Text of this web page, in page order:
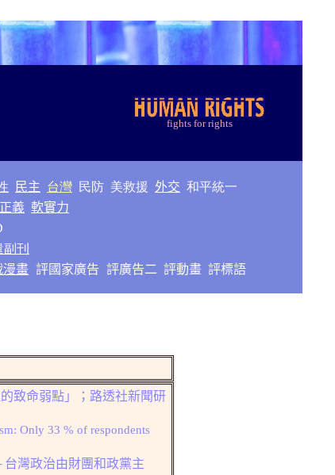
fights for rights
民主 台灣 民防 美救援 外交 和平統一
義 軟實力
刊
漫畫 評國家廣告 評廣告二 評動畫 評標語
致命弱點」；路透社新聞研
: Only 33 % of respondents
灣政治由財團和政黨主